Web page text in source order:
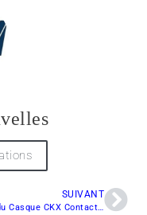
SUIVANT
Essai du Casque CKX Contact, je mène mon enquête !